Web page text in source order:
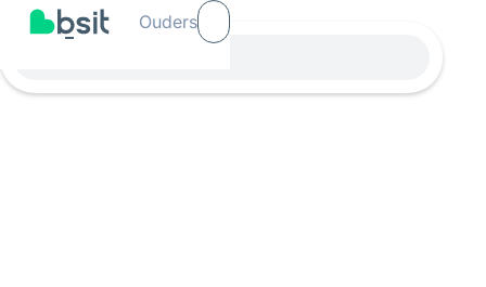
Ouders